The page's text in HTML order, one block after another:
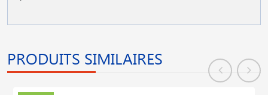
PRODUITS SIMILAIRES